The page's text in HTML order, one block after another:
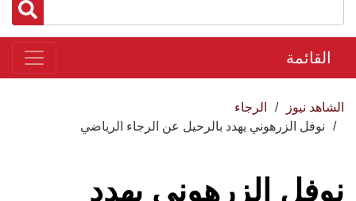
القائمة
الشاهد نيوز
الرجاء
نوفل الزرهوني يهدد بالرحيل عن الرجاء الرياضي
نوفل الزرهوني يهدد